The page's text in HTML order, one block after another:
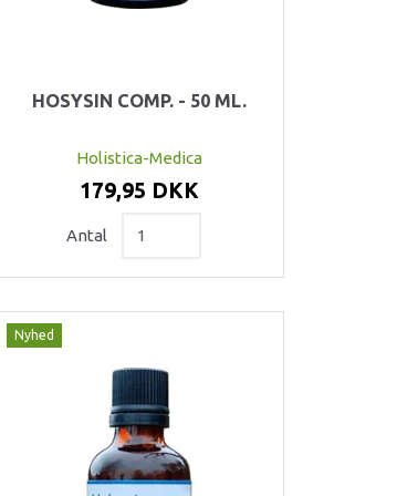
HOSYSIN COMP. - 50 ML.
Holistica-Medica
179,95 DKK
Antal
Nyhed